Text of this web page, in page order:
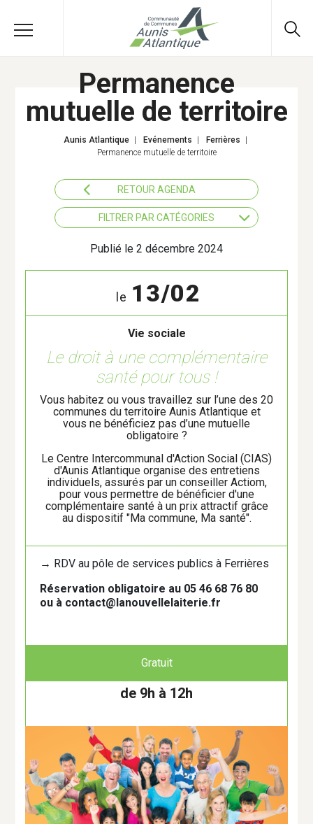
Permanence
mutuelle de territoire
Aunis Atlantique Evénements Ferrières
Permanence mutuelle de territoire
RETOUR AGENDA
FILTRER PAR CATÉGORIES
Actions éducatives
Développement économique -
Emploi
Enfance - Jeunesse
Marchés et circuits courts
Nature - Environnement
Patrimoine
Petite Enfance
Réemploi
Réunions publiques
Santé
Spectacles - Concerts
Sports - Loisirs
Théâtre
Publié le 2 décembre 2024
de 9h à 12h
le 13/02
Vie sociale
Le droit à une complémentaire
santé pour tous !
Vous habitez ou vous travaillez sur l’une des 20
communes du territoire Aunis Atlantique et
vous ne bénéficiez pas d’une mutuelle
obligatoire ?
Le Centre Intercommunal d'Action Social (CIAS)
d'Aunis Atlantique organise des entretiens
individuels, assurés par un conseiller Actiom,
pour vous permettre de bénéficier d'une
complémentaire santé à un prix attractif grâce
au dispositif "Ma commune, Ma santé".
→ RDV au pôle de services publics à Ferrières
Réservation obligatoire au 05 46 68 76 80
ou à contact@lanouvellelaiterie.fr
Gratuit